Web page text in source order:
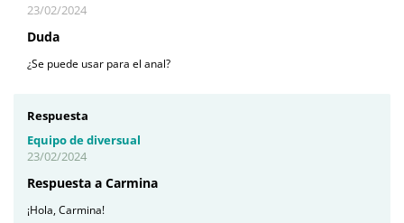
23/02/2024
Duda
¿Se puede usar para el anal?
Respuesta
Equipo de diversual
23/02/2024
Respuesta a Carmina
¡Hola, Carmina!